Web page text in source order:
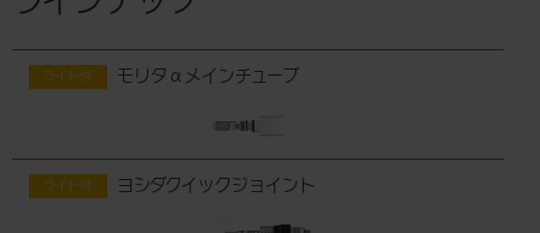
ライト付 モリタαメインチューブ
ライト付 ヨシダクイックジョイント